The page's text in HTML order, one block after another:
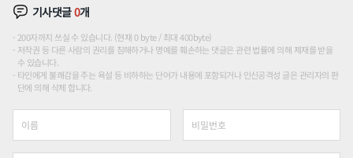
기사댓글0개
200자까지 쓰실 수 있습니다. (현재 0 byte / 최대 400byte)
저작권 등 다른 사람의 권리를 침해하거나 명예를 훼손하는 댓글은 관련 법률에 의해 제재를 받을
수 있습니다.
타인에게 불쾌감을 주는 욕설 등 비하하는 단어가 내용에 포함되거나 인신공격성 글은 관리자의 판
단에 의해 삭제 합니다.